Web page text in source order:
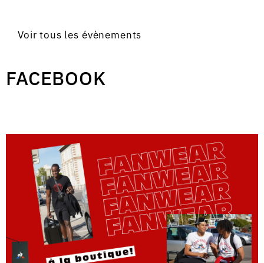
Voir tous les évènements
FACEBOOK